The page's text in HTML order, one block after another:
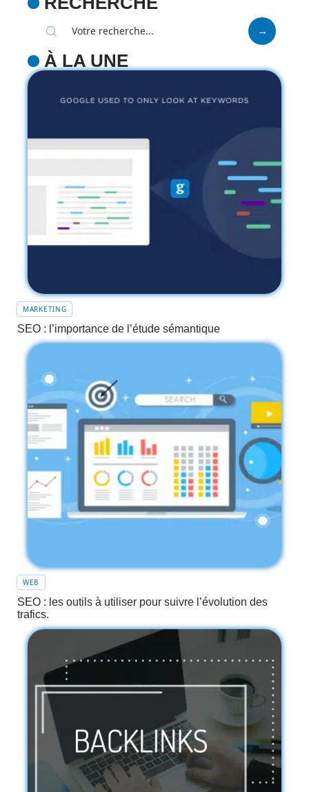
À LA UNE
MARKETING
SEO : l’importance de l’étude sémantique
WEB
SEO : les outils à utiliser pour suivre l’évolution des
trafics.